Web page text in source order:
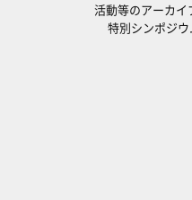
活動等のアーカイ
特別シンポジウ